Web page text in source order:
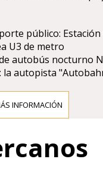
público:
U3 de metro
autobús nocturno
la autopista
INFORMACIÓN